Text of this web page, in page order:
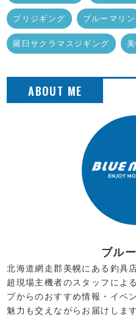
ブリジギング ブルーマリン
羅臼サクラマスジギング
ブル
北海道網走郡美幌にある釣具
超現場主機者のスタッフによ
プからのおすすめ情報・イベ
魅力も交えながらお届けします